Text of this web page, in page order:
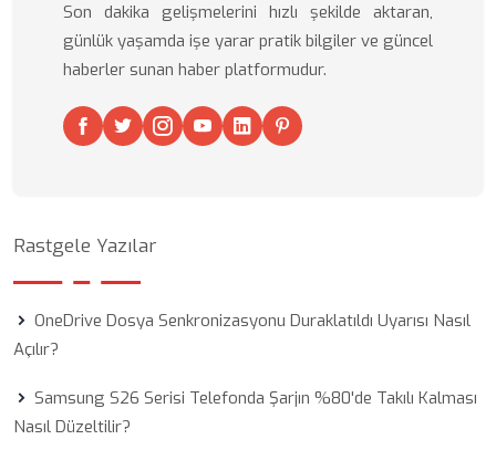
Son dakika gelişmelerini hızlı şekilde aktaran,
günlük yaşamda işe yarar pratik bilgiler ve güncel
haberler sunan haber platformudur.
Rastgele Yazılar
OneDrive Dosya Senkronizasyonu Duraklatıldı Uyarısı Nasıl
Açılır?
Samsung S26 Serisi Telefonda Şarjın %80'de Takılı Kalması
Nasıl Düzeltilir?